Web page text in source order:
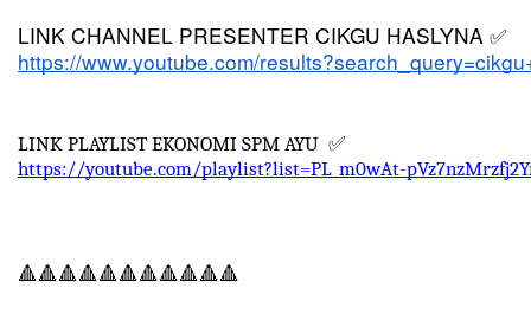
LINK CHANNEL PRESENTER CIKGU HASLYNA ✅
https://www.youtube.com/
LINK PLAYLIST EKONOMI SPM AYU ✅
https://youtube.com/playlist?list=PL_m0wAt-
🔺🔺🔺🔺🔺🔺🔺🔺🔺🔺🔺